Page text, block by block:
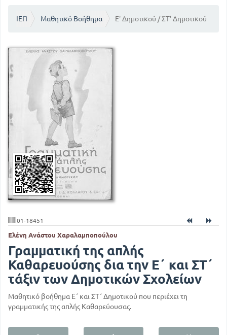
ΙΕΠ Μαθητικό Βοήθημα Ε' Δημοτικού / ΣΤ' Δημοτικού
01-18451
Ελένη Ανάστου Χαραλαμποπούλου
Γραμματική της απλής
Καθαρευούσης δια την Ε΄ και ΣΤ΄
τάξιν των Δημοτικών Σχολείων
Μαθητικό βοήθημα Ε΄ και ΣΤ΄ Δημοτικού που περιέχει τη
γραμματικής της απλής Καθαρεύουσας.